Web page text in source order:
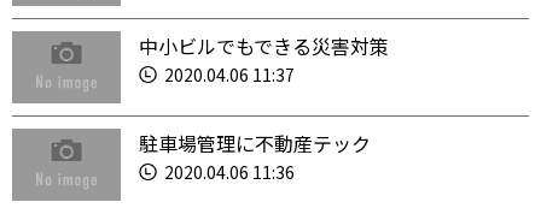
中小ビルでもできる災害対策
2020.04.06 11:37
駐車場管理に不動産テック
2020.04.06 11:36